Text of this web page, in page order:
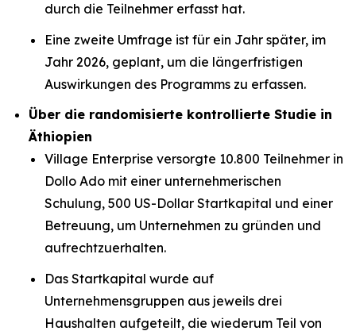
durch die Teilnehmer erfasst hat.
Eine zweite Umfrage ist für ein Jahr später, im
Jahr 2026, geplant, um die längerfristigen
Auswirkungen des Programms zu erfassen.
Über die randomisierte kontrollierte Studie in
Äthiopien
Village Enterprise versorgte 10.800 Teilnehmer in
Dollo Ado mit einer unternehmerischen
Schulung, 500 US-Dollar Startkapital und einer
Betreuung, um Unternehmen zu gründen und
aufrechtzuerhalten.
Das Startkapital wurde auf
Unternehmensgruppen aus jeweils drei
Haushalten aufgeteilt, die wiederum Teil von